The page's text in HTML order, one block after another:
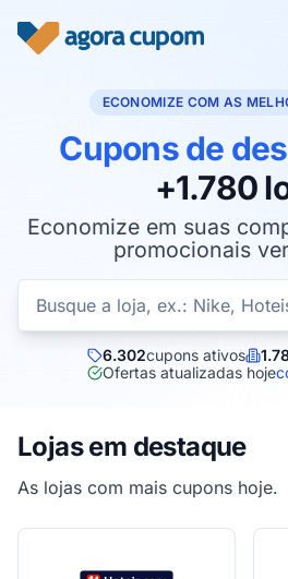
ECONOMIZE COM AS
Cupons de
+1.780
Economize em suas
promocionais
Buscar
6.302cupons ativos
Ofertas atualizadas hoje
Lojas em destaque
As lojas com mais cupons hoje.